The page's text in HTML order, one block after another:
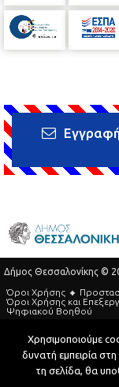
Δήμος Θεσσαλονίκης ©
Όροι Χρήσης
Όροι Xρήσης και
Ψηφιακού Βοηθού
Τηλεφωνικός Κατάλογος
Developed by
Χρησιμοποιούμε
δυνατή εμπειρία
τη σελίδα, θα